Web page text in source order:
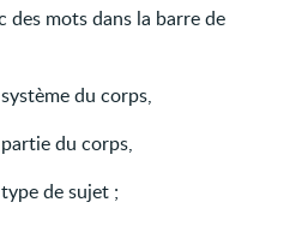
des mots dans la barre de
du corps,
du corps,
de sujet ;